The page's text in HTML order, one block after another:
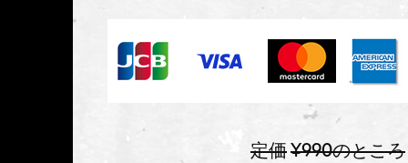
定価¥990のところ